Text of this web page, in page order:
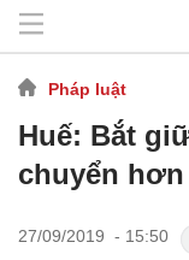
Pháp luật
Huế: Bắt
chuyển
27/09/2019 - 15:50